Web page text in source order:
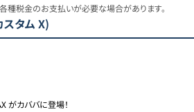
種税金のお支払いが必要な場合があります。
スタム X)
がカババに登場！